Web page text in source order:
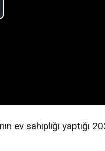
ev sahipliği yaptığı